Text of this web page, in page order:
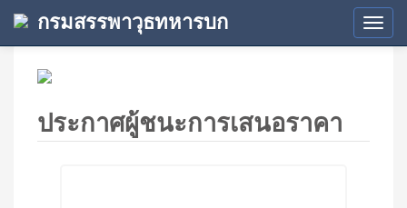
กรมสรรพาวุธทหารบก
ประกาศผู้ชนะการเสนอราคา